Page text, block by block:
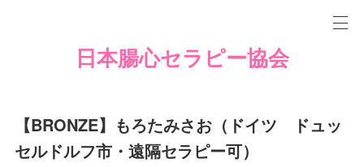
日本腸心セラピー協会
【BRONZE】もろたみさお（ドイツ ドュッ
セルドルフ市・遠隔セラピー可）